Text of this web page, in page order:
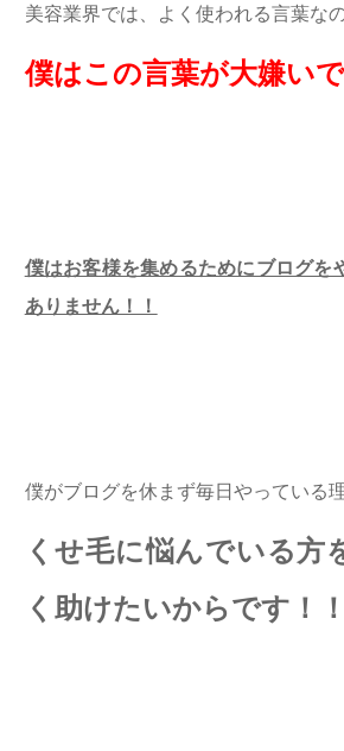
美容業界では、よく使われる言葉な
僕はこの言葉が大嫌いで
僕はお客様を集めるためにブログを
ありません！！
僕がブログを休まず毎日やっている
くせ毛に悩んでいる方
く助けたいからです！！